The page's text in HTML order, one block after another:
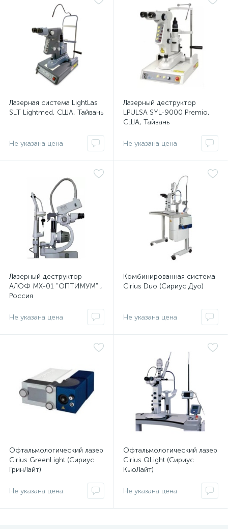
Лазерная система LightLas
SLT Lightmed, США, Тайвань
Не указана цена
Лазерный деструктор
LPULSA SYL-9000 Premio,
США, Тайвань
Не указана цена
Лазерный деструктор
АЛОФ МХ-01 "ОПТИМУМ" ,
Россия
Не указана цена
Комбинированная система
Cirius Duo (Сириус Дуо)
Не указана цена
Офтальмологический лазер
Cirius GreenLight (Сириус
ГринЛайт)
Не указана цена
Офтальмологический лазер
Cirius QLight (Сириус
КьюЛайт)
Не указана цена